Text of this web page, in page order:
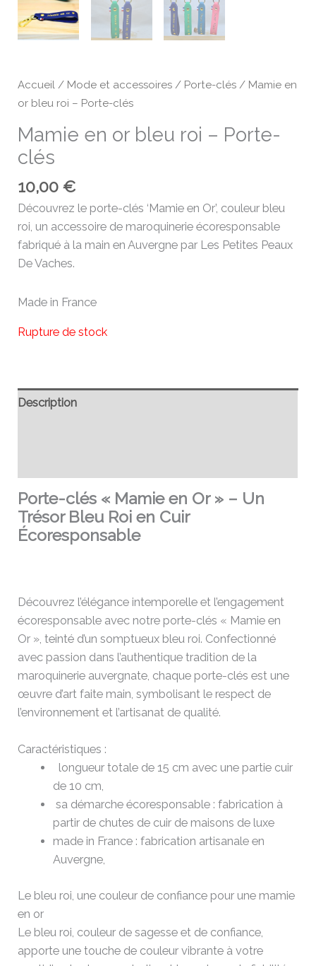
Accueil / Mode et accessoires / Porte-clés / Mamie en
or bleu roi – Porte-clés
Mamie en or bleu roi – Porte-
clés
10,00€
Découvrez le porte-clés ‘Mamie en Or’, couleur bleu
roi, un accessoire de maroquinerie écoresponsable
fabriqué à la main en Auvergne par Les Petites Peaux
De Vaches.
Made in France
Rupture de stock
Description
Porte-clés « Mamie en Or » – Un
Trésor Bleu Roi en Cuir
Écoresponsable
Découvrez l’élégance intemporelle et l’engagement
écoresponsable avec notre porte-clés « Mamie en
Or », teinté d’un somptueux bleu roi. Confectionné
avec passion dans l’authentique tradition de la
maroquinerie auvergnate, chaque porte-clés est une
œuvre d’art faite main, symbolisant le respect de
l’environnement et l’artisanat de qualité.
Caractéristiques :
longueur totale de 15 cm avec une partie cuir
de 10 cm,
sa démarche écoresponsable : fabrication à
partir de chutes de cuir de maisons de luxe
made in France : fabrication artisanale en
Auvergne,
Le bleu roi, une couleur de confiance pour une mamie
en or
Le bleu roi, couleur de sagesse et de confiance,
apporte une touche de couleur vibrante à votre